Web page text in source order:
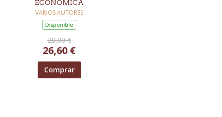
ECONÓMICA
VARIOS AUTORES
Disponible
28,00 €
26,60 €
Comprar